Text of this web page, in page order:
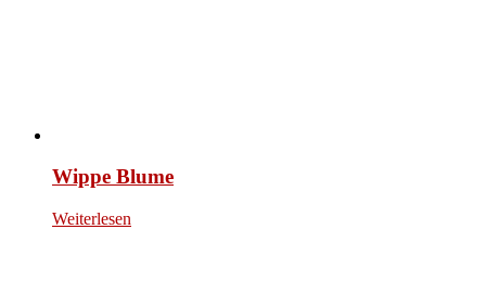
Wippe Blume
Weiterlesen